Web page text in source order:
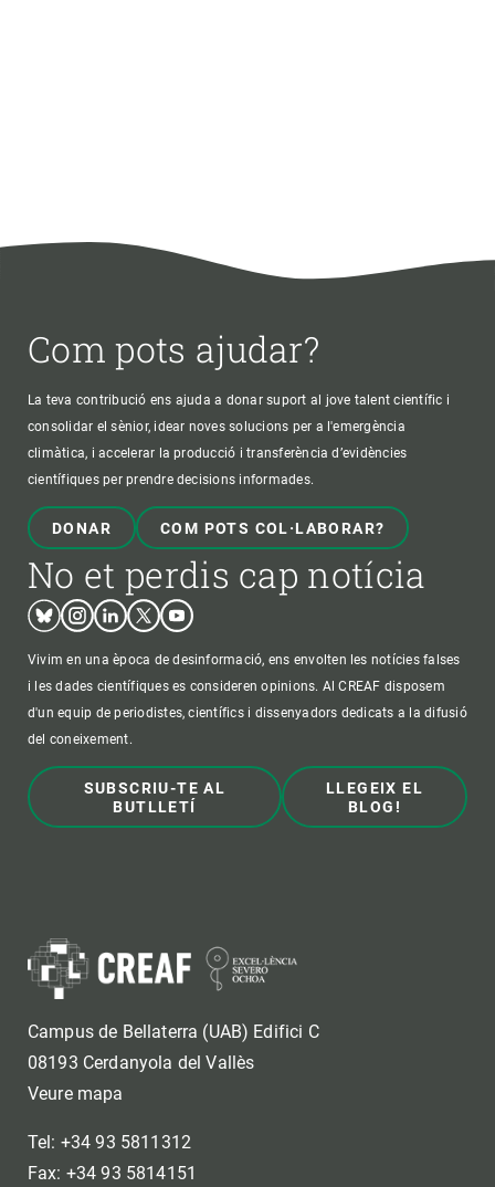
Com pots ajudar?
La teva contribució ens ajuda a donar suport al jove talent científic i
consolidar el sènior, idear noves solucions per a l'emergència
climàtica, i accelerar la producció i transferència d’evidències
científiques per prendre decisions informades.
DONAR COM POTS COL·LABORAR?
No et perdis cap notícia
BlueskyInstagram
LinkedinTwitterYoutube
Vivim en una època de desinformació, ens envolten les notícies falses
i les dades científiques es consideren opinions. Al CREAF disposem
d'un equip de periodistes, científics i dissenyadors dedicats a la difusió
del coneixement.
SUBSCRIU-TE AL
BUTLLETÍ
LLEGEIX EL
BLOG!
Campus de Bellaterra (UAB) Edifici C
08193 Cerdanyola del Vallès
Veure mapa
Tel: +34 93 5811312
Fax: +34 93 5814151